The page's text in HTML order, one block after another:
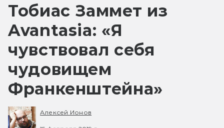
Тобиас Заммет из
Avantasia: «Я
чувствовал себя
чудовищем
Франкенштейна»
Алексей Ионов